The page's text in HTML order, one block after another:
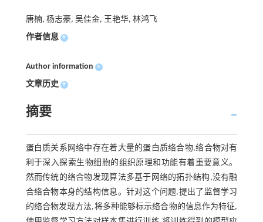
唐楠, 杨志豪, 吴佳金, 王艳华, 林鸿飞
作者信息 +
Author information +
文章历史 +
摘要
蛋白质关系网络中存在着大量的蛋白质络合物,络合物对有
利于深入探索生物细胞的组织原理和功能有着重要意义。
然而传统的络合物发现算法多基于网络的拓扑结构,没有融
合络合物本身的结构信息。针对这个问题,提出了监督学习
的络合物发现方法,将多种能够标示络合物的信息作为特征,